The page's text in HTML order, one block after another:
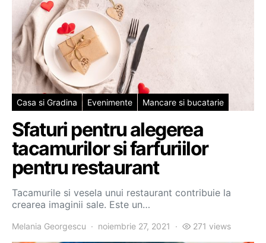
Casa si Gradina Evenimente Mancare si bucatarie
Sfaturi pentru alegerea
tacamurilor si farfuriilor
pentru restaurant
Tacamurile si vesela unui restaurant contribuie la
crearea imaginii sale. Este un…
Melania Georgescu noiembrie 27, 2021 271 views